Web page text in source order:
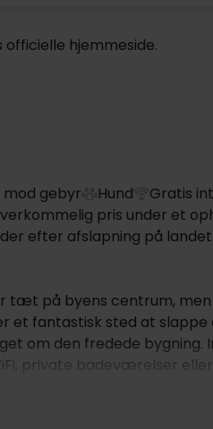
hjemmeside.
mod gebyr Hund
Gratis
pris under et
efter afslapning på
tæt på byens centrum,
et fantastisk sted at slappe
om den fredede
private badeværelser
med regionale og